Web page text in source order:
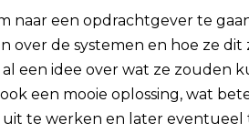
naar een opdrachtgever te
over de systemen en hoe ze
een idee over wat ze zouden
een mooie oplossing, wat
te werken en later eventueel